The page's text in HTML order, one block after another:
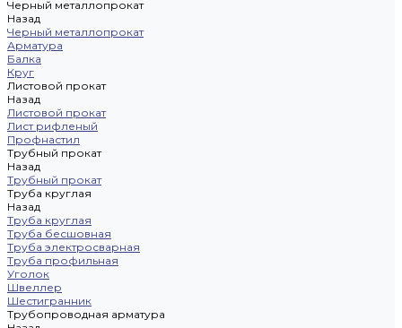
Черный металлопрокат
Назад
Черный металлопрокат
Арматура
Балка
Круг
Листовой прокат
Назад
Листовой прокат
Лист рифленый
Профнастил
Трубный прокат
Назад
Трубный прокат
Труба круглая
Назад
Труба круглая
Труба бесшовная
Труба электросварная
Труба профильная
Уголок
Швеллер
Шестигранник
Трубопроводная арматура